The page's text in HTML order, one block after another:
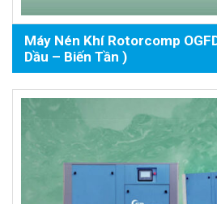
Máy Nén Khí Rotorcomp
Dầu – Biến Tần )